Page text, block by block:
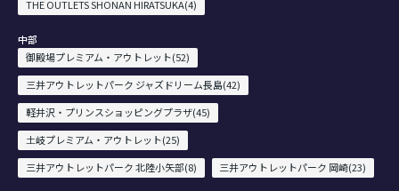
THE OUTLETS SHONAN HIRATSUKA(4)
中部
御殿場プレミアム・アウトレット(52)
三井アウトレットパーク ジャズドリーム長島(42)
軽井沢・プリンスショッピングプラザ(45)
土岐プレミアム・アウトレット(25)
三井アウトレットパーク 北陸小矢部(8)
三井アウトレットパーク 岡崎(23)